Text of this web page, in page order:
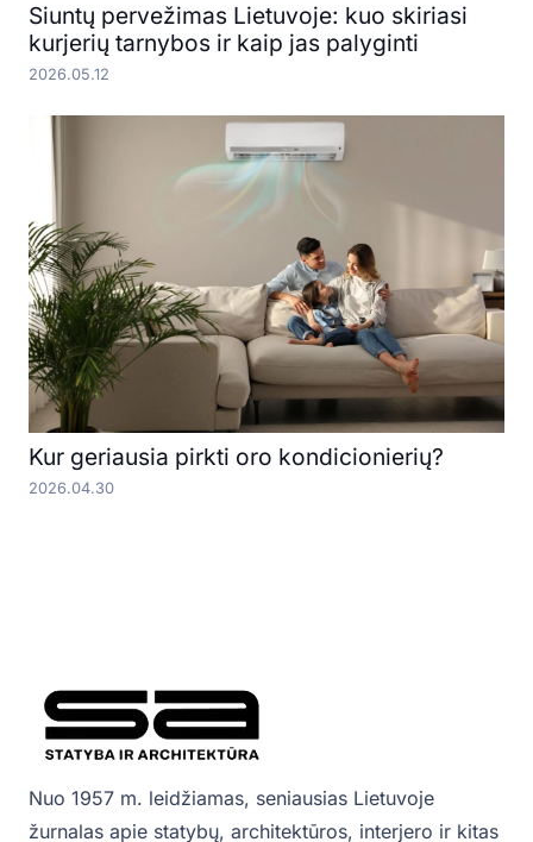
Siuntų pervežimas Lietuvoje: kuo skiriasi
kurjerių tarnybos ir kaip jas palyginti
2026.05.12
Kur geriausia pirkti oro kondicionierių?
2026.04.30
Nuo 1957 m. leidžiamas, seniausias Lietuvoje
žurnalas apie statybų, architektūros, interjero ir kitas